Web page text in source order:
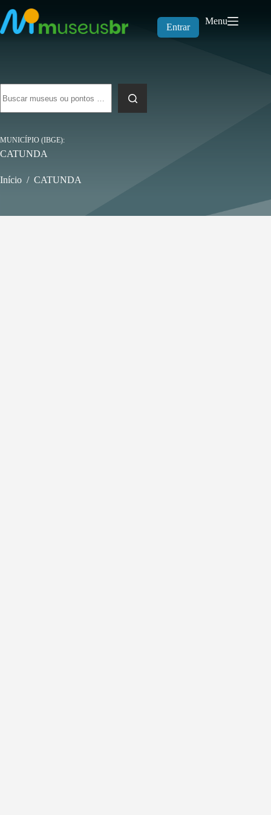
para
o
conteúdo
Entrar
Menu
resultados
MUNICÍPIO (IBGE)
CATUNDA
Início / CATUNDA